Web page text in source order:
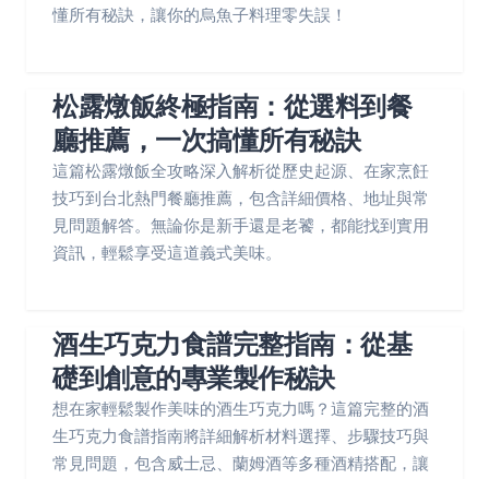
懂所有秘訣，讓你的烏魚子料理零失誤！
松露燉飯終極指南：從選料到餐
廳推薦，一次搞懂所有秘訣
這篇松露燉飯全攻略深入解析從歷史起源、在家烹飪
技巧到台北熱門餐廳推薦，包含詳細價格、地址與常
見問題解答。無論你是新手還是老饕，都能找到實用
資訊，輕鬆享受這道義式美味。
酒生巧克力食譜完整指南：從基
礎到創意的專業製作秘訣
想在家輕鬆製作美味的酒生巧克力嗎？這篇完整的酒
生巧克力食譜指南將詳細解析材料選擇、步驟技巧與
常見問題，包含威士忌、蘭姆酒等多種酒精搭配，讓